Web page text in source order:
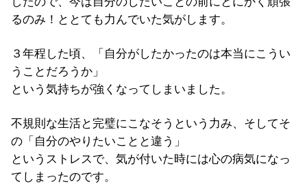
るのみ！ととても力んでいた気がします。
３年程した頃、「自分がしたかったのは本当にこうい
うことだろうか」
という気持ちが強くなってしまいました。
不規則な生活と完璧にこなそうという力み、そしてそ
の「自分のやりたいことと違う」
というストレスで、気が付いた時には心の病気になっ
てしまったのです。